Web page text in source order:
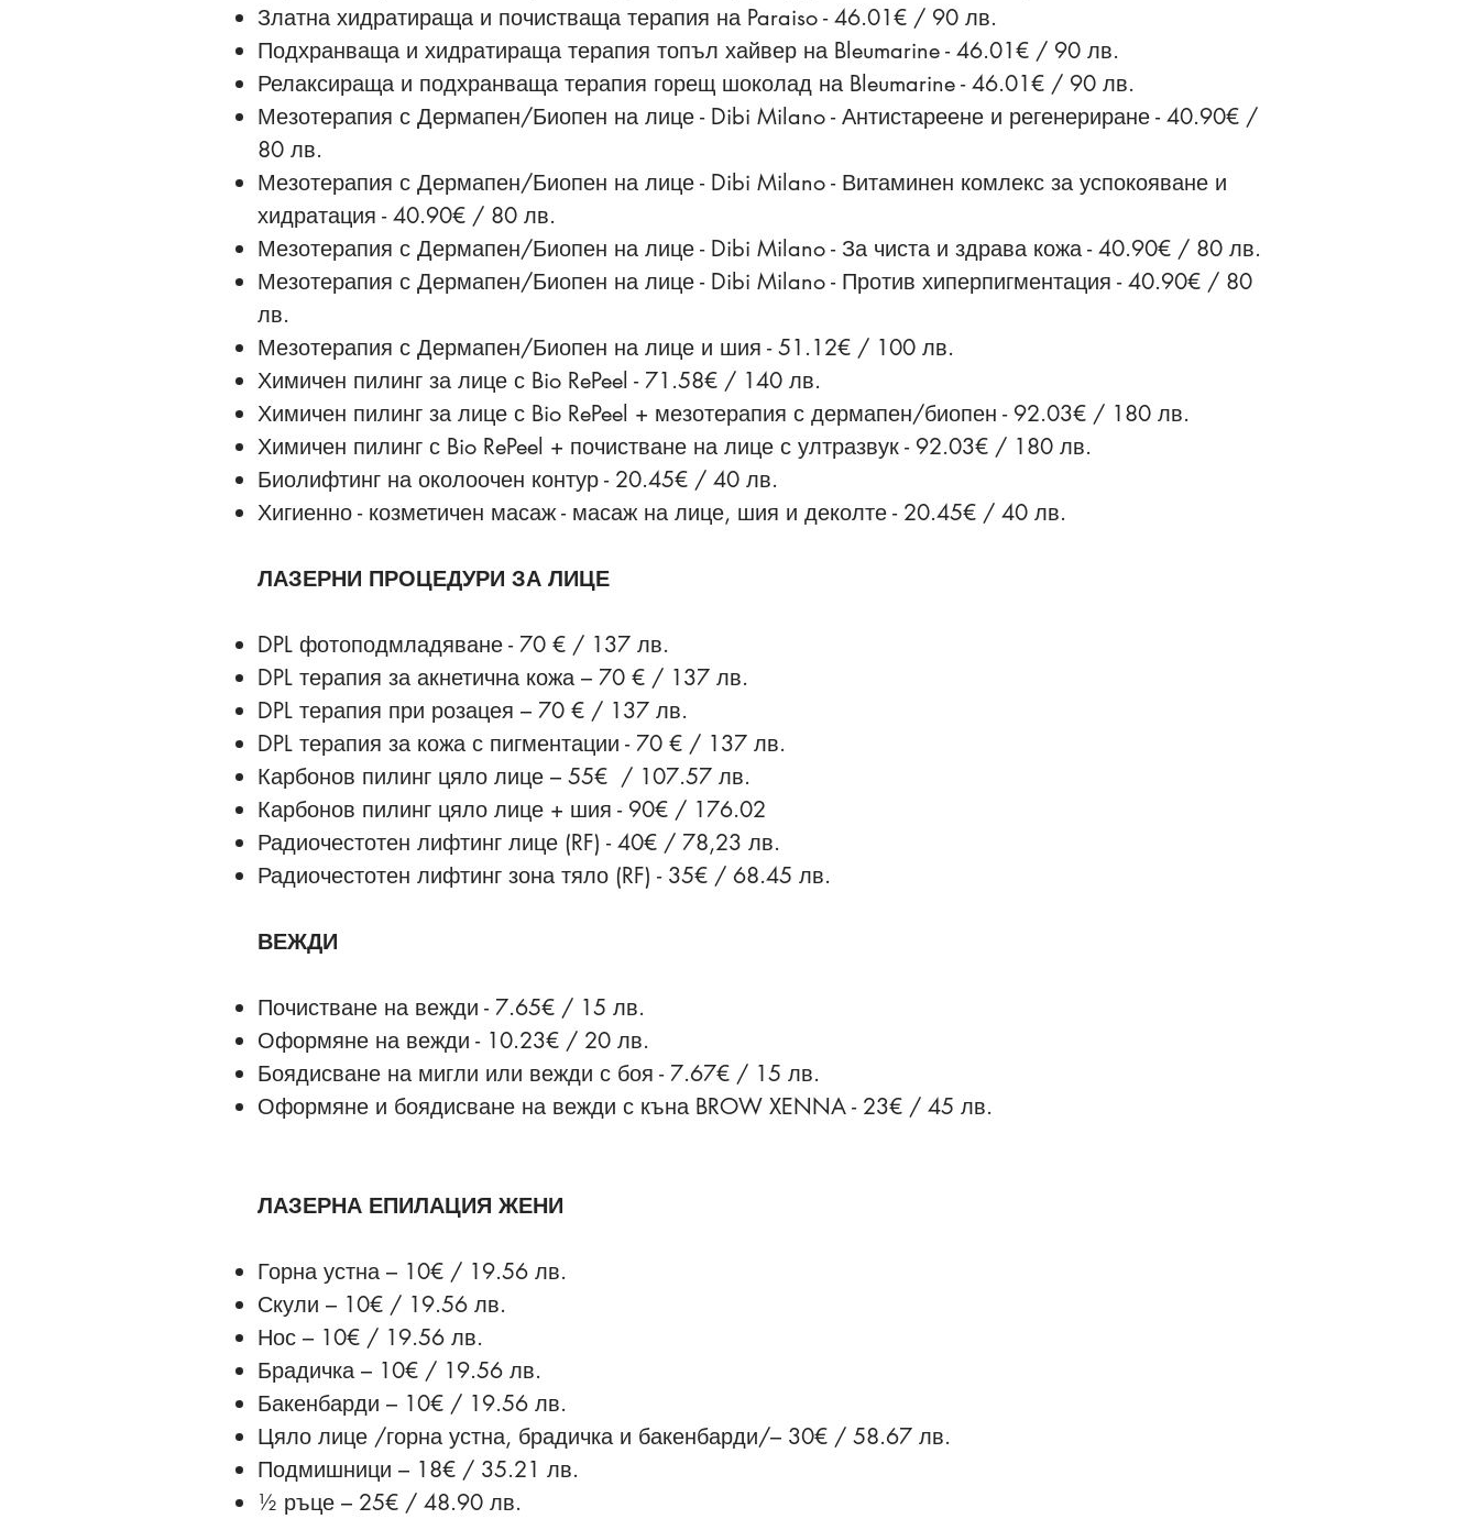
Златна хидратираща и почистваща терапия на Paraiso - 46.01€ / 90 лв.
Подхранваща и хидратираща терапия топъл хайвер на Bleumarine - 46.01€ / 90 лв.
Релаксираща и подхранваща терапия горещ шоколад на Bleumarine - 46.01€ / 90 лв.
Мезотерапия с Дермапен/Биопен на лице - Dibi Milano - Антистареене и регенериране - 40.90€ /
80 лв.
Мезотерапия с Дермапен/Биопен на лице - Dibi Milano - Витаминен комлекс за успокояване и
хидратация - 40.90€ / 80 лв.
Мезотерапия с Дермапен/Биопен на лице - Dibi Milano - За чиста и здрава кожа - 40.90€ / 80 лв.
Мезотерапия с Дермапен/Биопен на лице - Dibi Milano - Против хиперпигментация - 40.90€ / 80
лв.
Мезотерапия с Дермапен/Биопен на лице и шия - 51.12€ / 100 лв.
Химичен пилинг за лице с Bio RePeel - 71.58€ / 140 лв.
Химичен пилинг за лице с Bio RePeel + мезотерапия с дермапен/биопен - 92.03€ / 180 лв.
Химичен пилинг с Bio RePeel + почистване на лице с ултразвук - 92.03€ / 180 лв.
Биолифтинг на околоочен контур - 20.45€ / 40 лв.
Хигиенно - козметичен масаж - масаж на лице, шия и деколте - 20.45€ / 40 лв.
ЛАЗЕРНИ ПРОЦЕДУРИ ЗА ЛИЦЕ
DPL фотоподмладяване - 70 € / 137 лв.
DPL терапия за акнетична кожа – 70 € / 137 лв.
DPL терапия при розацея – 70 € / 137 лв.
DPL терапия за кожа с пигментации - 70 € / 137 лв.
Карбонов пилинг цяло лице – 55€ / 107.57 лв.
Карбонов пилинг цяло лице + шия - 90€ / 176.02
Радиочестотен лифтинг лице (RF) - 40€ / 78,23 лв.
Радиочестотен лифтинг зона тяло (RF) - 35€ / 68.45 лв.
ВЕЖДИ
Почистване на вежди - 7.65€ / 15 лв.
Оформяне на вежди - 10.23€ / 20 лв.
Боядисване на мигли или вежди с боя - 7.67€ / 15 лв.
Оформяне и боядисване на вежди с къна BROW XENNA - 23€ / 45 лв.
ЛАЗЕРНА ЕПИЛАЦИЯ ЖЕНИ
Горна устна – 10€ / 19.56 лв.
Скули – 10€ / 19.56 лв.
Нос – 10€ / 19.56 лв.
Брадичка – 10€ / 19.56 лв.
Бакенбарди – 10€ / 19.56 лв.
Цяло лице /горна устна, брадичка и бакенбарди/– 30€ / 58.67 лв.
Подмишници – 18€ / 35.21 лв.
½ ръце – 25€ / 48.90 лв.